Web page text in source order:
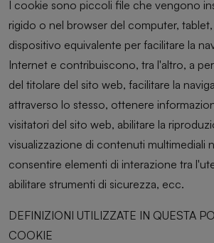
I cookie sono piccoli file che vengono
rigido o nel browser del computer,
dispositivo equivalente per facilitare la
Internet e contribuiscono, tra l'altro, a
del titolare del sito web, facilitare la
attraverso lo stesso, ottenere
visitatori del sito web, abilitare la
visualizzazione di contenuti multimediali
consentire elementi di interazione tra
abilitare strumenti di sicurezza, ecc.
DEFINIZIONI UTILIZZATE IN QUESTA
COOKIE